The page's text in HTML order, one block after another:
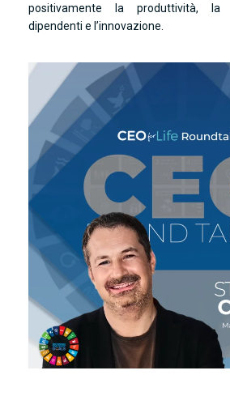
positivamente la produttività, la
dipendenti e l’innovazione.